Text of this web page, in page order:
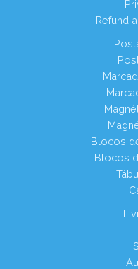
Refund
Blocos
Blocos